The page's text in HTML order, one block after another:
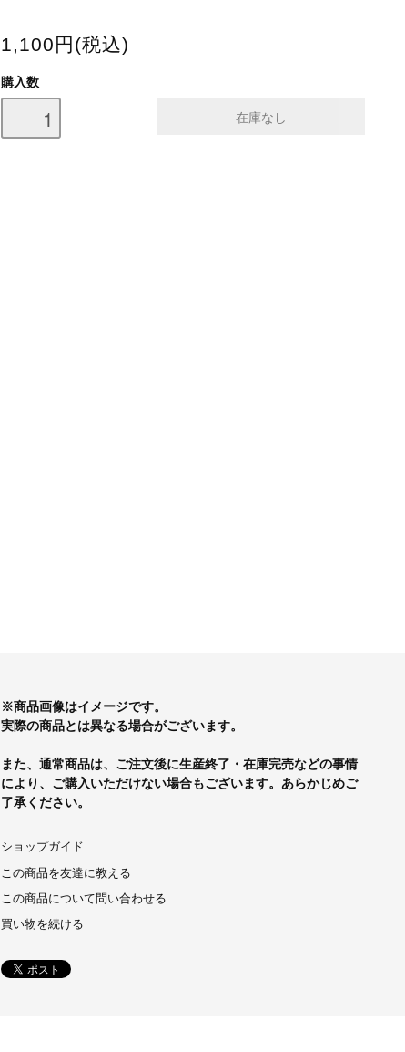
1,100円(税込)
購入数
※商品画像はイメージです。
実際の商品とは異なる場合がございます。
また、通常商品は、ご注文後に生産終了・在庫完売などの事情
により、ご購入いただけない場合もございます。あらかじめご
了承ください。
ショップガイド
この商品を友達に教える
この商品について問い合わせる
買い物を続ける